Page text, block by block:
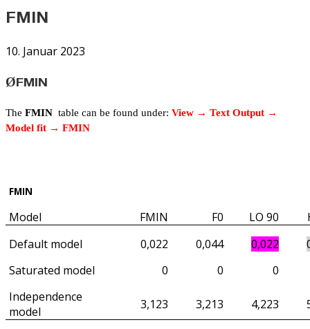
FMIN
10. Januar 2023
ØFMIN
The FMIN table can be found under: View → Text Output →
Model fit → FMIN
FMIN
Model FMIN F0 LO 90
Default model
0,022 0,044 0,022
Saturated model
0 0
0
Independence
model
3,123 3,213 4,223